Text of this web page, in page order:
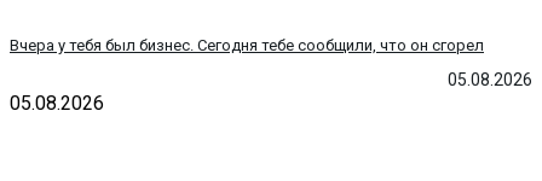
05.08.2026
Вчера у тебя был бизнес. Сегодня тебе сообщили, что он сгорел
05.08.2026